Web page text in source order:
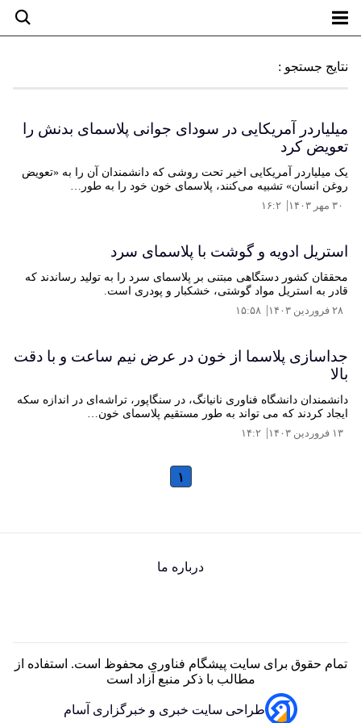
نتایج جستجو :
میلیاردر آمریکایی در سودای جوانی پلاسمای بدنش را
تعویض کرد
یک میلیاردر آمریکایی اخیر تحت روشی که دانشمندان آن را به «تعویض
روغن انسان» تشبیه می‌کنند، پلاسمای خون خود را به طور…
۳۰ مهر ۱۴۰۳ | ۱۶:۲
استریل ادویه و گوشت با پلاسمای سرد
محققان کشور دستگاهی مبتنی بر پلاسمای سرد را به تولید رساندند که
قادر به استریل مواد گوشتی، خشکبار و پودری است.
۲۸ فروردین ۱۴۰۳ | ۱۵:۵۸
جداسازی پلاسما از خون در عرض نیم ساعت و با دقت
بالا
دانشمندان دانشگاه فناوری نانیانگ، در سنگاپور، تراشه‌ای در اندازه سکه
ایجاد کردند که می تواند به طور مستقیم پلاسمای خون…
۱۳ فروردین ۱۴۰۳ | ۱۴:۲
۱
درباره ما
تمام حقوق برای سایت پیشگام فناوری محفوظ است. استفاده از
مطالب با ذکر منبع آزاد است
طراحی سایت خبری و خبرگزاری آسام